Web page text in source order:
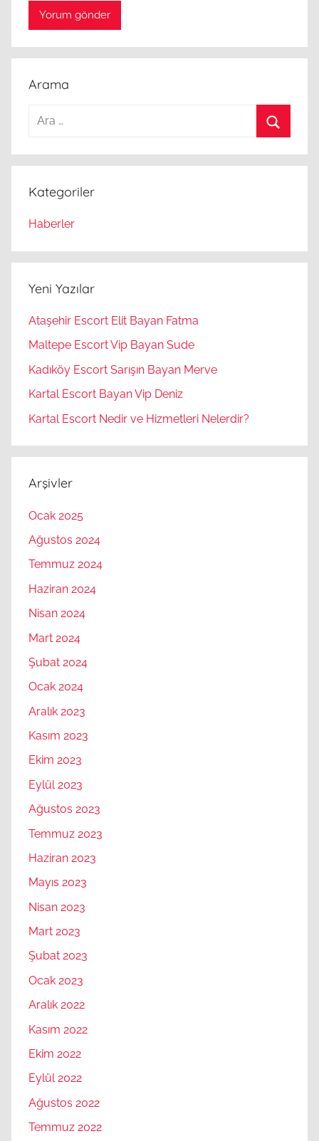
Arama
Arama:
Kategoriler
Haberler
Yeni Yazılar
Ataşehir Escort Elit Bayan Fatma
Maltepe Escort Vip Bayan Sude
Kadıköy Escort Sarışın Bayan Merve
Kartal Escort Bayan Vip Deniz
Kartal Escort Nedir ve Hizmetleri Nelerdir?
Arşivler
Ocak 2025
Ağustos 2024
Temmuz 2024
Haziran 2024
Nisan 2024
Mart 2024
Şubat 2024
Ocak 2024
Aralık 2023
Kasım 2023
Ekim 2023
Eylül 2023
Ağustos 2023
Temmuz 2023
Haziran 2023
Mayıs 2023
Nisan 2023
Mart 2023
Şubat 2023
Ocak 2023
Aralık 2022
Kasım 2022
Ekim 2022
Eylül 2022
Ağustos 2022
Temmuz 2022